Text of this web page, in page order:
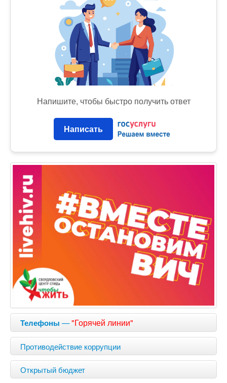
Напишите, чтобы быстро получить ответ
Написать
Телефоны —"Горячей линии"
Противодействие коррупции
Открытый бюджет